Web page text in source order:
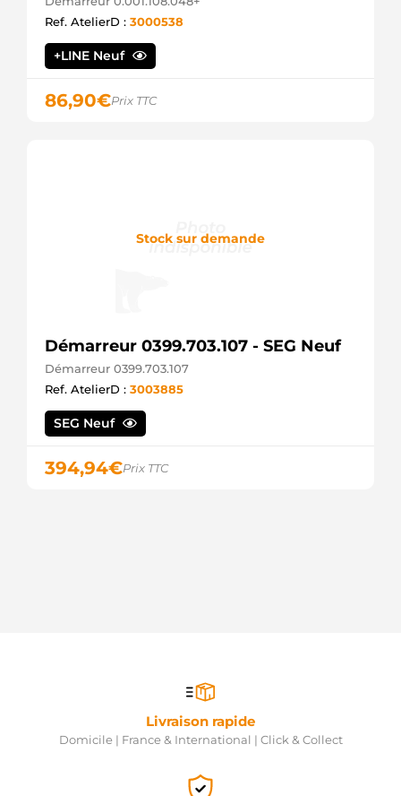
Ref. AtelierD : 3000538
+LINE Neuf
86,90€Prix TTC
Stock sur demande
Démarreur 0399.703.107 - SEG Neuf
Démarreur 0399.703.107
Ref. AtelierD : 3003885
SEG Neuf
394,94€Prix TTC
Livraison rapide
Domicile | France & International | Click & Collect